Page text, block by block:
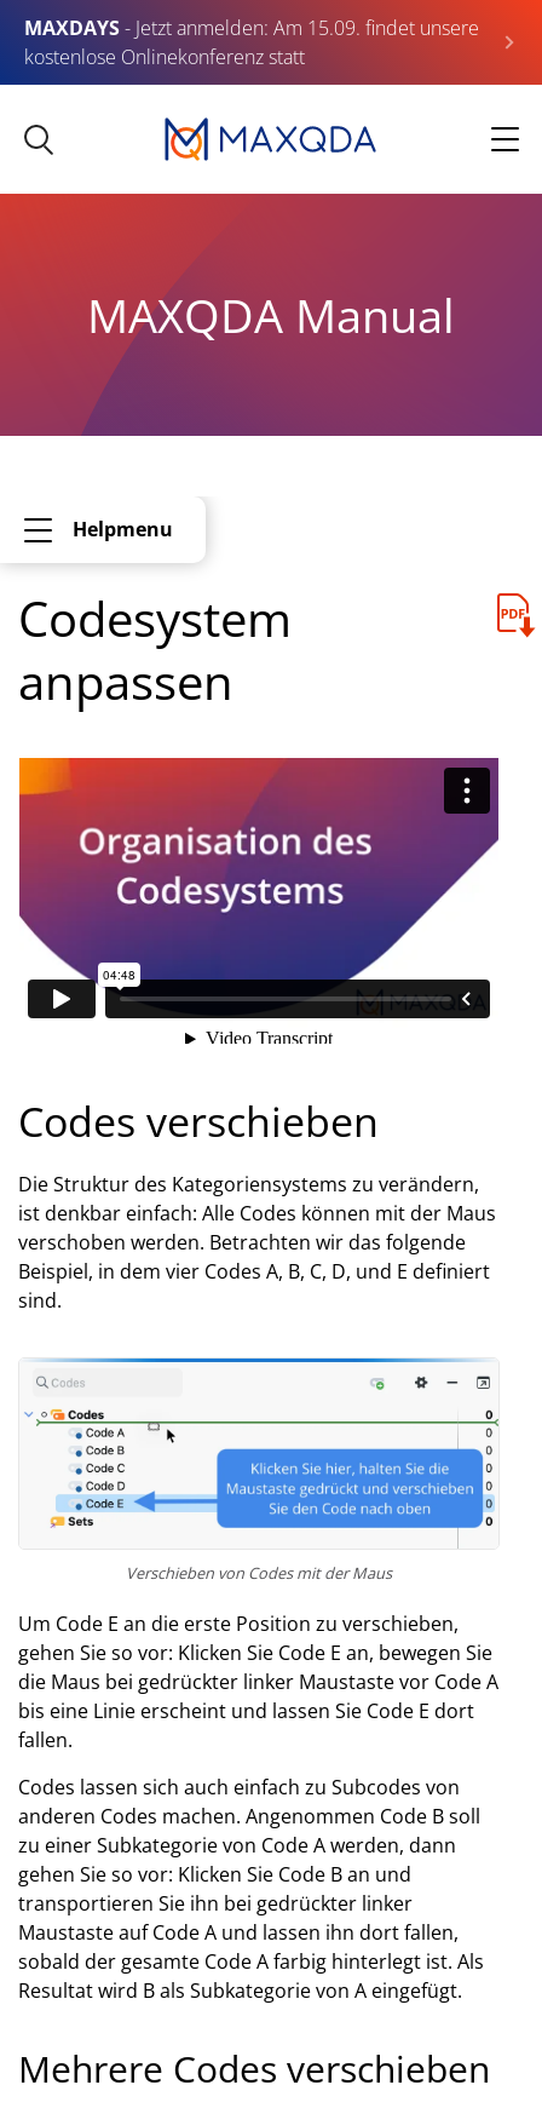
MAXDAYS- Jetzt anmelden: Am 15.09. findet unsere
kostenlose Onlinekonferenz statt
MAXQDA Manual
Helpmenu
Codesystem
anpassen
Codes verschieben
Die Struktur des Kategoriensystems zu verändern,
ist denkbar einfach: Alle Codes können mit der Maus
verschoben werden. Betrachten wir das folgende
Beispiel, in dem vier Codes A, B, C, D, und E definiert
sind.
Verschieben von Codes mit der Maus
Um Code E an die erste Position zu verschieben,
gehen Sie so vor: Klicken Sie Code E an, bewegen Sie
die Maus bei gedrückter linker Maustaste vor Code A
bis eine Linie erscheint und lassen Sie Code E dort
fallen.
Codes lassen sich auch einfach zu Subcodes von
anderen Codes machen. Angenommen Code B soll
zu einer Subkategorie von Code A werden, dann
gehen Sie so vor: Klicken Sie Code B an und
transportieren Sie ihn bei gedrückter linker
Maustaste auf Code A und lassen ihn dort fallen,
sobald der gesamte Code A farbig hinterlegt ist. Als
Resultat wird B als Subkategorie von A eingefügt.
Mehrere Codes verschieben